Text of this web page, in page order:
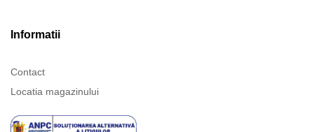
Informatii
Contact
Locatia magazinului